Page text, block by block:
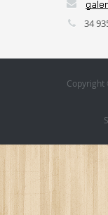
34
Copyright